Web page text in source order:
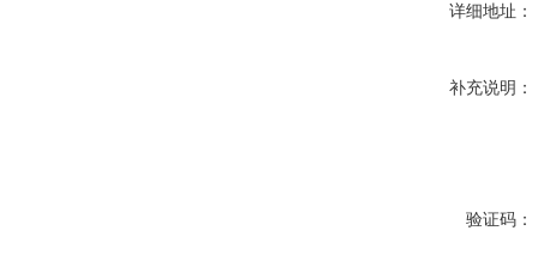
详细地址：
补充说明：
验证码：